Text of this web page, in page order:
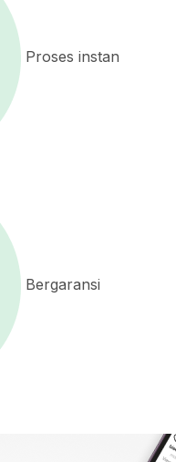
Proses instan
Bergaransi